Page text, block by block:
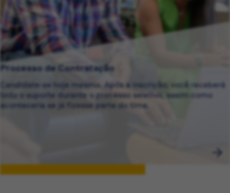
Processo de Contratação
Candidate-se hoje mesmo. Após a inscrição, você receberá
todo o suporte durante o processo seletivo, assim como
aconteceria se já fizesse parte do time.